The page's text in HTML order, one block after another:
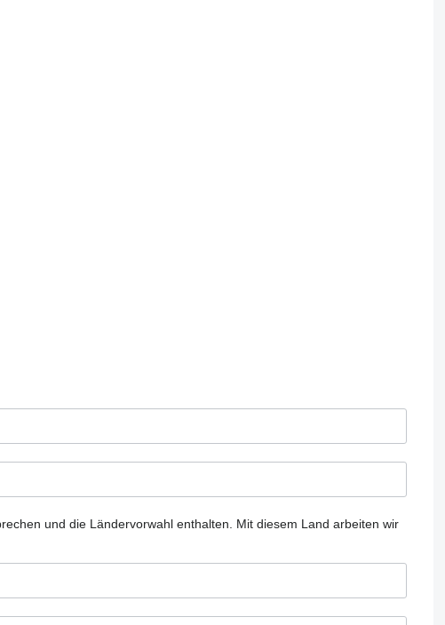
und die Ländervorwahl enthalten.
Mit diesem Land arbeiten wir